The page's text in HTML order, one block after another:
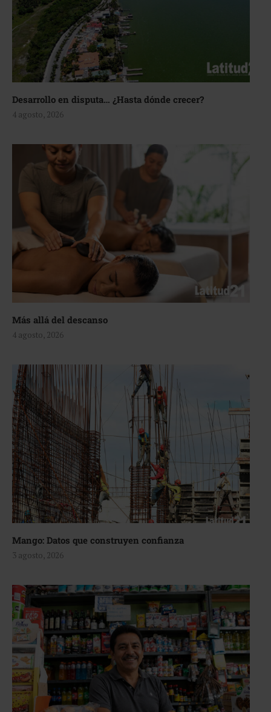
Desarrollo en disputa… ¿Hasta dónde crecer?
4 agosto, 2026
Más allá del descanso
4 agosto, 2026
Mango: Datos que construyen confianza
3 agosto, 2026